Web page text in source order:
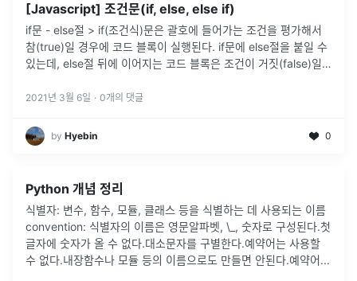
[Javascript] 조건문(if, else, else if)
if문 - else절 > if(조건식)문은 괄호에 들어가는 조건을 평가해서
참(true)일 경우에 코드 블록이 실행된다. if문에 else절을 붙일 수
있는데, else절 뒤에 이어지는 코드 블록은 조건이 거짓(false)일
2021년 3월 6일 · 0개의 댓글
by Hyebin 0
Python 개념 정리
식별자: 변수, 함수, 모듈, 클래스 등을 식별하는 데 사용되는 이름
convention: 식별자의 이름은 영문알파벳, \_, 숫자로 구성된다.첫
글자에 숫자가 올 수 없다.대소문자를 구별한다.예약어는 사용할
수 없다.내장함수나 모듈 등의 이름으로도 만들면 안된다.예약어...